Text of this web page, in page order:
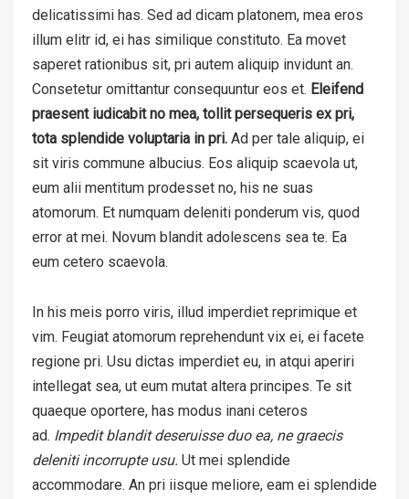
delicatissimi has. Sed ad dicam platonem, mea eros
illum elitr id, ei has similique constituto. Ea movet
saperet rationibus sit, pri autem aliquip invidunt an.
Consetetur omittantur consequuntur eos et. Eleifend
praesent iudicabit no mea, tollit persequeris ex pri,
tota splendide voluptaria in pri. Ad per tale aliquip, ei
sit viris commune albucius. Eos aliquip scaevola ut,
eum alii mentitum prodesset no, his ne suas
atomorum. Et numquam deleniti ponderum vis, quod
error at mei. Novum blandit adolescens sea te. Ea
eum cetero scaevola.
In his meis porro viris, illud imperdiet reprimique et
vim. Feugiat atomorum reprehendunt vix ei, ei facete
regione pri. Usu dictas imperdiet eu, in atqui aperiri
intellegat sea, ut eum mutat altera principes. Te sit
quaeque oportere, has modus inani ceteros
ad. Impedit blandit deseruisse duo ea, ne graecis
deleniti incorrupte usu. Ut mei splendide
accommodare. An pri iisque meliore, eam ei splendide